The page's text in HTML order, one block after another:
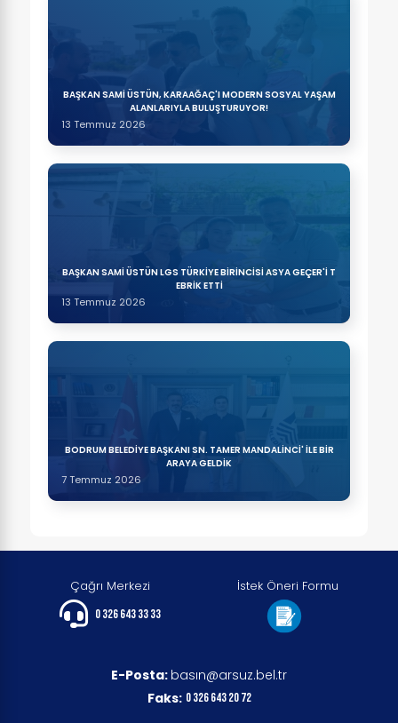
BAŞKAN SAMİ ÜSTÜN, KARAAĞAÇ'I MODERN SOSYAL YAŞAM
ALANLARIYLA BULUŞTURUYOR!
13 Temmuz 2026
BAŞKAN SAMİ ÜSTÜN LGS TÜRKİYE BİRİNCİSİ ASYA GEÇER'İ T
EBRİK ETTİ
13 Temmuz 2026
BODRUM BELEDİYE BAŞKANI SN. TAMER MANDALİNCİ' İLE BİR
ARAYA GELDİK
7 Temmuz 2026
Çağrı Merkezi
0 326 643 33 33
İstek Öneri Formu
E-Posta: basın@arsuz.bel.tr
Faks: 0 326 643 20 72